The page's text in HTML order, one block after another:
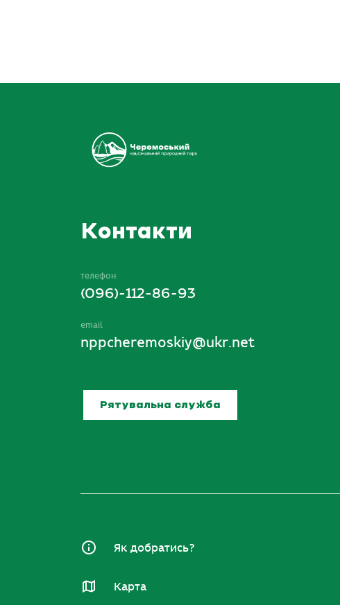
Контакти
телефон
(096)-112-86-93
email
nppcheremoskiy@ukr.net
Рятувальна служба
Як добратись?
Карта